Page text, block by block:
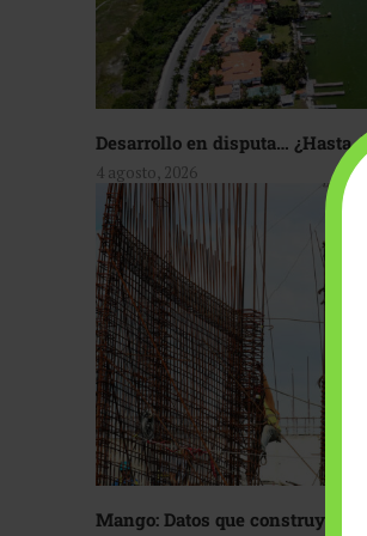
Desarrollo en disputa… ¿Hasta
4 agosto, 2026
Mango: Datos que construyen